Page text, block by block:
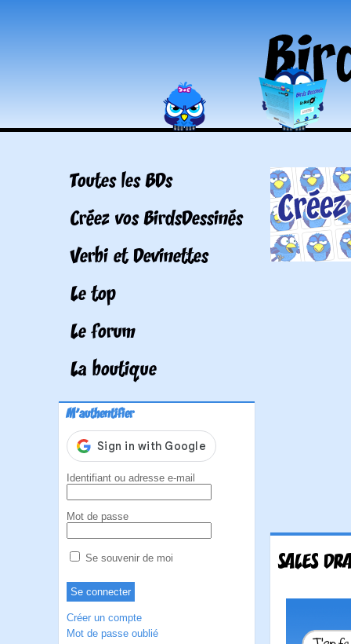
Toutes les BDs
Créez vos BirdsDessinés
Verbi et Devinettes
Le top
Le forum
La boutique
M'authentifier
Identifiant ou adresse e-mail
Mot de passe
Se souvenir de moi
Créer un compte
Mot de passe oublié
SALES